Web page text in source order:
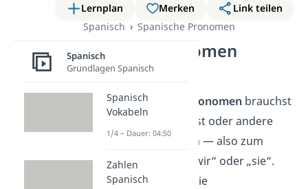
Lernplan Merken
Link teilen
Spanisch
Spanische Pronomen
Personalpronomen
Spanisch
Spanische Personalpronomen brauchst
du, um über dich selbst oder andere
Personen zu sprechen — also zum
Beispiel: „ich“, „du“, „wir“ oder „sie“.
Auf Spanisch heißen die
Spanisch
Grundlagen Spanisch
Spanisch
Vokabeln
1/4 – Dauer: 04:50
Zahlen
Spanisch